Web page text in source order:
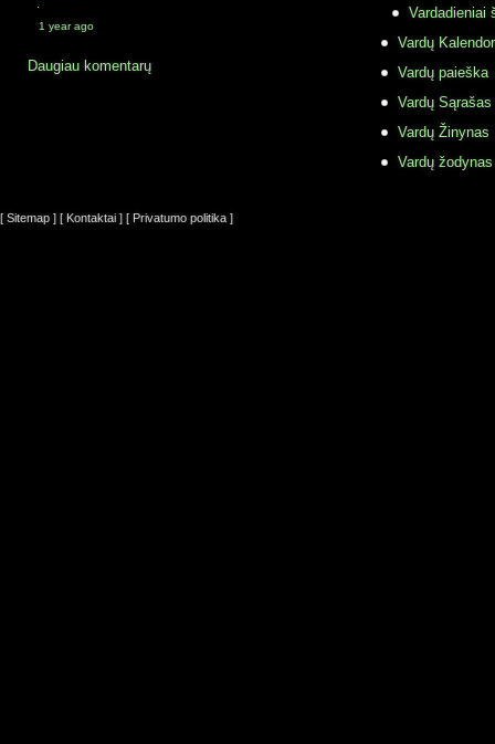
·
1 year ago
Daugiau komentarų
Vardadieniai
Vardų
Vardų paieška
Vardų Sąrašas
Vardų Žinynas
Vardų
[ Sitemap ] [ Kontaktai ] [ Privatumo politika ]